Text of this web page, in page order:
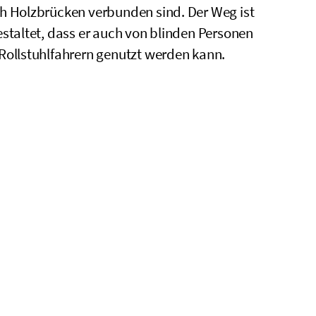
Holzbrücken verbunden sind. Der Weg ist
dass er auch von blinden Personen
genutzt werden kann.